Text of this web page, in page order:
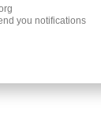
you notifications